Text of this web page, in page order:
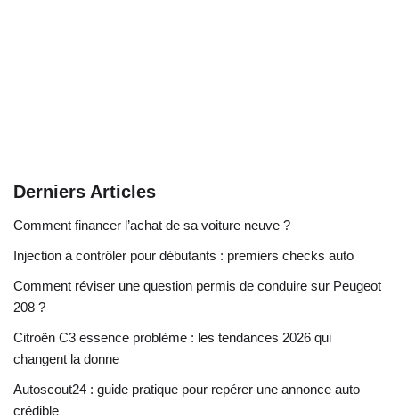
Derniers Articles
Comment financer l’achat de sa voiture neuve ?
Injection à contrôler pour débutants : premiers checks auto
Comment réviser une question permis de conduire sur Peugeot
208 ?
Citroën C3 essence problème : les tendances 2026 qui
changent la donne
Autoscout24 : guide pratique pour repérer une annonce auto
crédible